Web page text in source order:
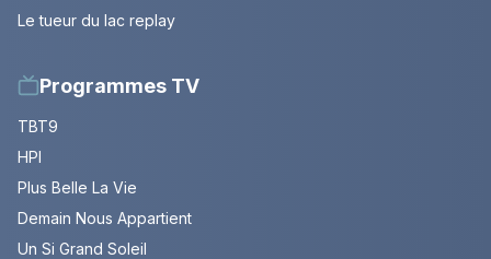
Le tueur du lac replay
Programmes TV
TBT9
HPI
Plus Belle La Vie
Demain Nous Appartient
Un Si Grand Soleil